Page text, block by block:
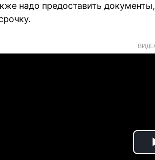
надо предоставить